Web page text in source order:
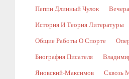
Пеппи Длинный Чулок
История И Теория Литературы
Общие Работы О Спорте
Биография Писателя
Яновский-Максимов Сквозь